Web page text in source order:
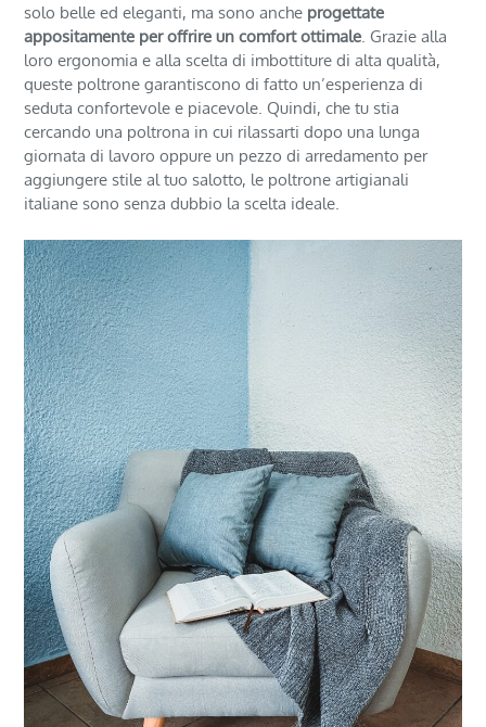
solo belle ed eleganti, ma sono anche progettate
appositamente per offrire un comfort ottimale . Grazie alla
loro ergonomia e alla scelta di imbottiture di alta qualità,
queste poltrone garantiscono di fatto un’esperienza di
seduta confortevole e piacevole. Quindi, che tu stia
cercando una poltrona in cui rilassarti dopo una lunga
giornata di lavoro oppure un pezzo di arredamento per
aggiungere stile al tuo salotto, le poltrone artigianali
italiane sono senza dubbio la scelta ideale.